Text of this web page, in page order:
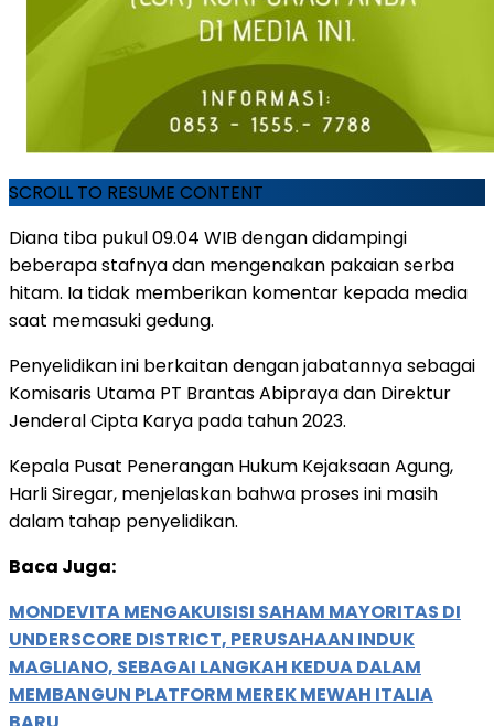
SCROLL TO RESUME CONTENT
Diana tiba pukul 09.04 WIB dengan didampingi
beberapa stafnya dan mengenakan pakaian serba
hitam. Ia tidak memberikan komentar kepada media
saat memasuki gedung.
Penyelidikan ini berkaitan dengan jabatannya sebagai
Komisaris Utama PT Brantas Abipraya dan Direktur
Jenderal Cipta Karya pada tahun 2023.
Kepala Pusat Penerangan Hukum Kejaksaan Agung,
Harli Siregar, menjelaskan bahwa proses ini masih
dalam tahap penyelidikan.
Baca Juga:
MONDEVITA MENGAKUISISI SAHAM MAYORITAS DI
UNDERSCORE DISTRICT, PERUSAHAAN INDUK
MAGLIANO, SEBAGAI LANGKAH KEDUA DALAM
MEMBANGUN PLATFORM MEREK MEWAH ITALIA